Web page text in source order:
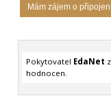
Mám zájem o
Pokytovatel EdaNet
hodnocen.